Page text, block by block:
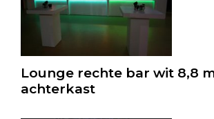
Lounge rechte bar wit 8,8
achterkast